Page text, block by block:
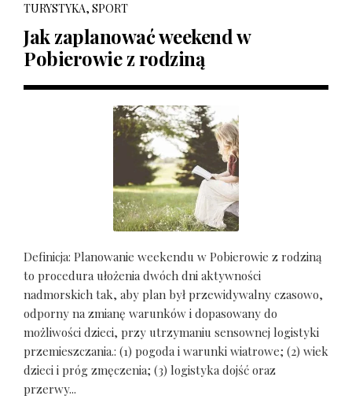
TURYSTYKA, SPORT
Jak zaplanować weekend w
Pobierowie z rodziną
Definicja: Planowanie weekendu w Pobierowie z rodziną
to procedura ułożenia dwóch dni aktywności
nadmorskich tak, aby plan był przewidywalny czasowo,
odporny na zmianę warunków i dopasowany do
możliwości dzieci, przy utrzymaniu sensownej logistyki
przemieszczania.: (1) pogoda i warunki wiatrowe; (2) wiek
dzieci i próg zmęczenia; (3) logistyka dojść oraz
przerwy...